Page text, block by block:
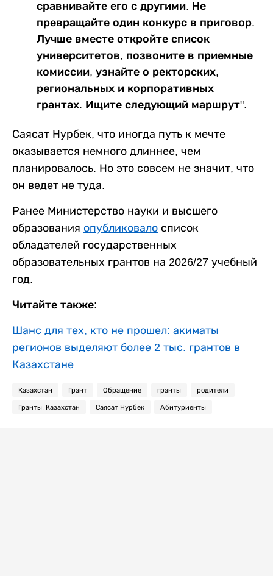
сравнивайте его с другими. Не
превращайте один конкурс в приговор.
Лучше вместе откройте список
университетов, позвоните в приемные
комиссии, узнайте о ректорских,
региональных и корпоративных
грантах. Ищите следующий маршрут".
Саясат Нурбек, что иногда путь к мечте
оказывается немного длиннее, чем
планировалось. Но это совсем не значит, что
он ведет не туда.
Ранее Министерство науки и высшего
образования опубликовало список
обладателей государственных
образовательных грантов на 2026/27 учебный
год.
Читайте также:
Шанс для тех, кто не прошел: акиматы
регионов выделяют более 2 тыс. грантов в
Казахстане
Казахстан Грант Обращение гранты родители
Гранты. Казахстан Саясат Нурбек Абитуриенты